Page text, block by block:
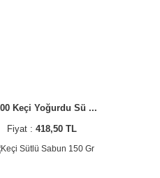
Keçi Yoğurdu Sü ...
Fiyat : 418,50 TL